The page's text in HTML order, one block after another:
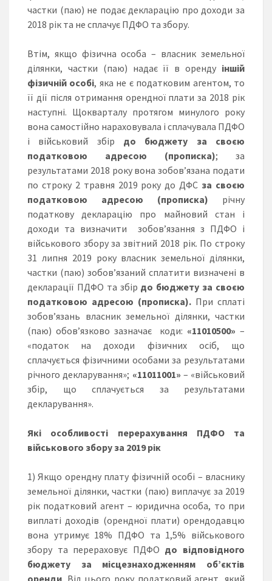
частки (паю) не подає декларацію про доходи за
2018 рік та не сплачує ПДФО та збору.
Втім, якщо фізична особа – власник земельної
ділянки, частки (паю) надає її в оренду іншій
фізичній особі, яка не є податковим агентом, то
її дії після отримання орендної плати за 2018 рік
наступні. Щокварталу протягом минулого року
вона самостійно нараховувала і сплачувала ПДФО
і військовий збір до бюджету за своєю
податковою адресою (прописка); за
результатами 2018 року вона зобов’язана подати
по строку 2 травня 2019 року до ДФС за своєю
податковою адресою (прописка) річну
податкову декларацію про майновий стан і
доходи та визначити зобов’язання з ПДФО і
військового збору за звітний 2018 рік. По строку
31 липня 2019 року власник земельної ділянки,
частки (паю) зобов’язаний сплатити визначені в
декларації ПДФО та збір до бюджету за своєю
податковою адресою (прописка). При сплаті
зобов’язань власник земельної ділянки, частки
(паю) обов’язково зазначає коди: «11010500» –
«податок на доходи фізичних осіб, що
сплачується фізичними особами за результатами
річного декларування»; «11011001» – «військовий
збір, що сплачується за результатами
декларування».
Які особливості перерахування ПДФО та
військового збору за 2019 рік
1) Якщо орендну плату фізичній особі – власнику
земельної ділянки, частки (паю) виплачує за 2019
рік податковий агент – юридична особа, то при
виплаті доходів (орендної плати) орендодавцю
вона утримує 18% ПДФО та 1,5% військового
збору та перераховує ПДФО до відповідного
бюджету за місцезнаходженням об’єктів
оренди. Від цього року податковий агент, який